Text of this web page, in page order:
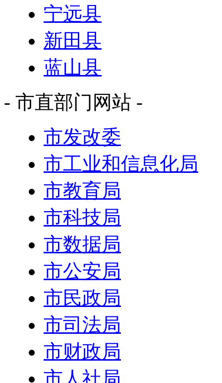
宁远县
新田县
蓝山县
- 市直部门网站 -
市发改委
市工业和信息化局
市教育局
市科技局
市数据局
市公安局
市民政局
市司法局
市财政局
市人社局